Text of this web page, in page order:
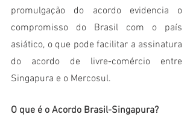
promulgação do acordo evidencia o
compromisso do Brasil com o país
asiático, o que pode facilitar a assinatura
do acordo de livre-comércio entre
Singapura e o Mercosul.
O que é o Acordo Brasil-Singapura?